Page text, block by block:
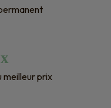
meilleur prix